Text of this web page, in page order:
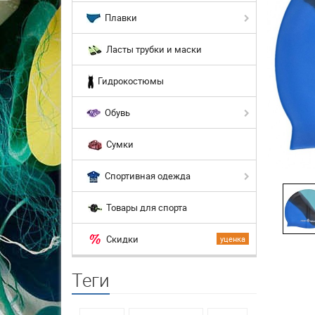
Плавки
Ласты трубки и маски
Гидрокостюмы
Обувь
Сумки
Спортивная одежда
Товары для спорта
уценка
Скидки
Теги